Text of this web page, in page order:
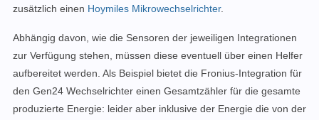
zusätzlich einen Hoymiles Mikrowechselrichter.
Abhängig davon, wie die Sensoren der jeweiligen Integrationen
zur Verfügung stehen, müssen diese eventuell über einen Helfer
aufbereitet werden. Als Beispiel bietet die Fronius-Integration für
den Gen24 Wechselrichter einen Gesamtzähler für die gesamte
produzierte Energie: leider aber inklusive der Energie die von der